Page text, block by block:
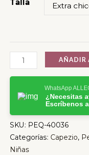
Talla Extra
AÑADIR
WhatsApp
¿Necesitas
Escríbenos
SKU: PEQ-40036
Categorías: Capezio,
Niñas